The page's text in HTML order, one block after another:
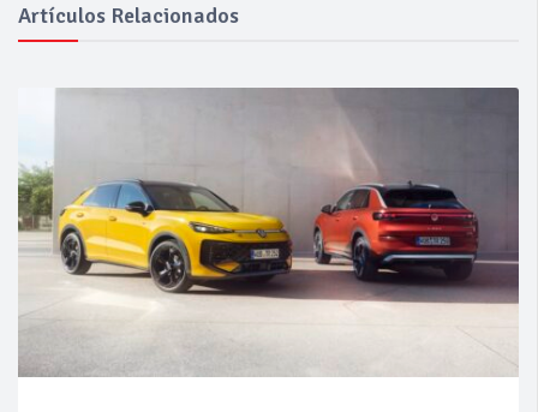
Artículos Relacionados